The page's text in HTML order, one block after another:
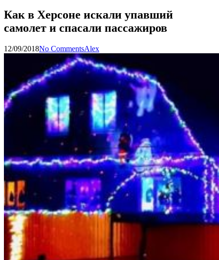
Как в Херсоне искали упавший
самолет и спасали пассажиров
12/09/2018No CommentsAlex